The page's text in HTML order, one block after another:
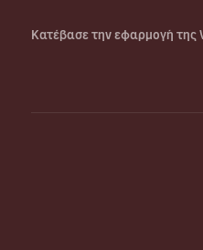
Κατέβασε την εφαρμογή της